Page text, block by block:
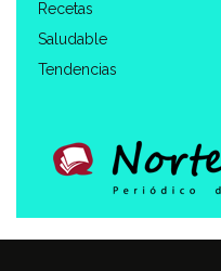
Recetas
Saludable
Tendencias